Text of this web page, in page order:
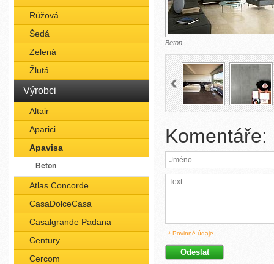
Růžová
Šedá
Zelená
Žlutá
Výrobci
Altair
Aparici
Apavisa
Beton
Atlas Concorde
CasaDolceCasa
Casalgrande Padana
Century
Cercom
Beton
Komentáře:
* Povinné údaje